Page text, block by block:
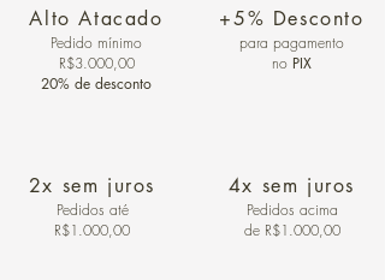
Alto Atacado
Pedido mínimo
R$3.000,00
20% de desconto
2x sem juros
Pedidos até
R$1.000,00
+5% Desconto
para pagamento
no PIX
4x sem juros
Pedidos acima
de R$1.000,00